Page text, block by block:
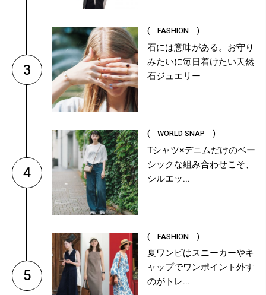
3
( FASHION )
石には意味がある。お守り
みたいに毎日着けたい天然
石ジュエリー
4
( WORLD SNAP )
Tシャツ×デニムだけのベー
シックな組み合わせこそ、
シルエッ...
5
( FASHION )
夏ワンピはスニーカーやキ
ャップでワンポイント外す
のがトレ...